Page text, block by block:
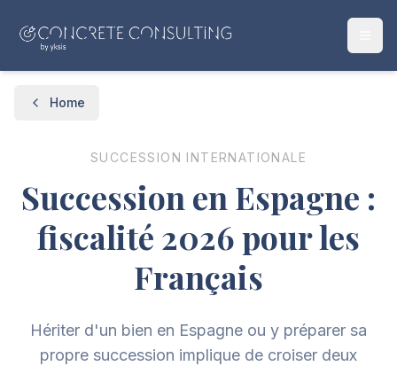
Home
SUCCESSION INTERNATIONALE
Succession en Espagne :
fiscalité 2026 pour les
Français
Hériter d'un bien en Espagne ou y préparer sa
propre succession implique de croiser deux